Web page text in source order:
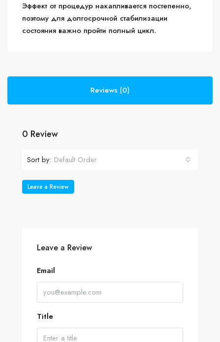
Эффект от процедур накапливается постепенно,
поэтому для долгосрочной стабилизации
состояния важно пройти полный цикл.
Reviews (0)
0 Review
Sort by: Default Order
Leave a Review
Leave a Review
Email
Title